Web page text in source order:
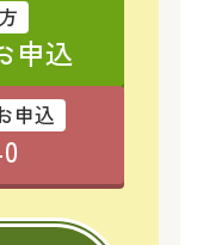
申込
申込